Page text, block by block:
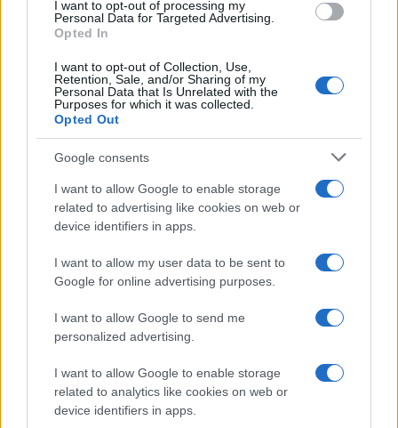
I want to opt-out of processing my
Personal Data for Targeted Advertising.
Opted In
I want to opt-out of Collection, Use,
Retention, Sale, and/or Sharing of my
Personal Data that Is Unrelated with the
Purposes for which it was collected.
Opted Out
Google consents
I want to allow Google to enable storage
related to advertising like cookies on web or
device identifiers in apps.
I want to allow my user data to be sent to
Google for online advertising purposes.
I want to allow Google to send me
personalized advertising.
I want to allow Google to enable storage
related to analytics like cookies on web or
device identifiers in apps.
Gravidanza a rischio: come organizzare controlli,
Beatrice Bonaventura · 4 Ago 2026
PIÙ LETTI
Perché l’Italia perde le sue giovani madri lavoratrici